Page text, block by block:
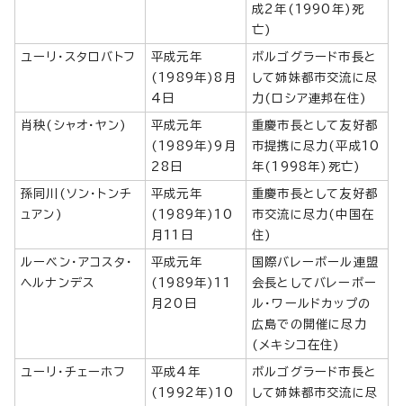
成2年(1990年)死
亡)
ユーリ・スタロバトフ
平成元年
(1989年)8月
4日
ボルゴグラード市長と
して姉妹都市交流に尽
力(ロシア連邦在住)
肖秧(シャオ・ヤン)
平成元年
(1989年)9月
28日
重慶市長として友好都
市提携に尽力(平成10
年(1998年)死亡)
孫同川(ソン・トンチ
ュアン)
平成元年
(1989年)10
月11日
重慶市長として友好都
市交流に尽力(中国在
住)
ルーベン・アコスタ・
ヘルナンデス
平成元年
(1989年)11
月20日
国際バレーボール連盟
会長としてバレーボー
ル・ワールドカップの
広島での開催に尽力
(メキシコ在住)
ユーリ・チェーホフ
平成4年
(1992年)10
ボルゴグラード市長と
して姉妹都市交流に尽